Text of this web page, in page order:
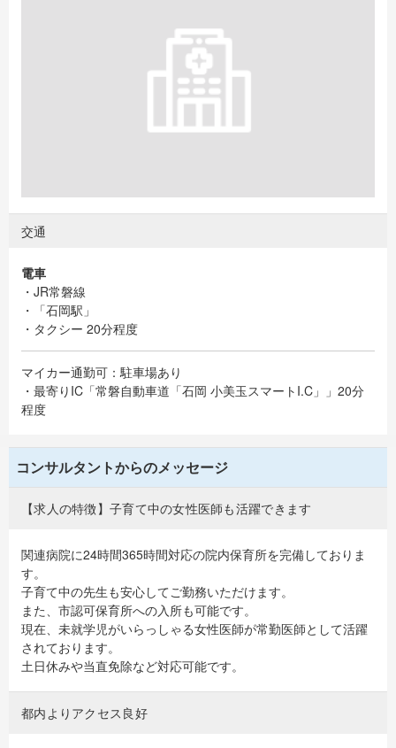
交通
電車
・JR常磐線
・「石岡駅」
・タクシー 20分程度
マイカー通勤可：駐車場あり
・最寄りIC「常磐自動車道「石岡 小美玉スマートI.C」」20分
程度
コンサルタントからのメッセージ
【求人の特徴】子育て中の女性医師も活躍できます
関連病院に24時間365時間対応の院内保育所を完備しておりま
す。
子育て中の先生も安心してご勤務いただけます。
また、市認可保育所への入所も可能です。
現在、未就学児がいらっしゃる女性医師が常勤医師として活躍
されております。
土日休みや当直免除など対応可能です。
都内よりアクセス良好